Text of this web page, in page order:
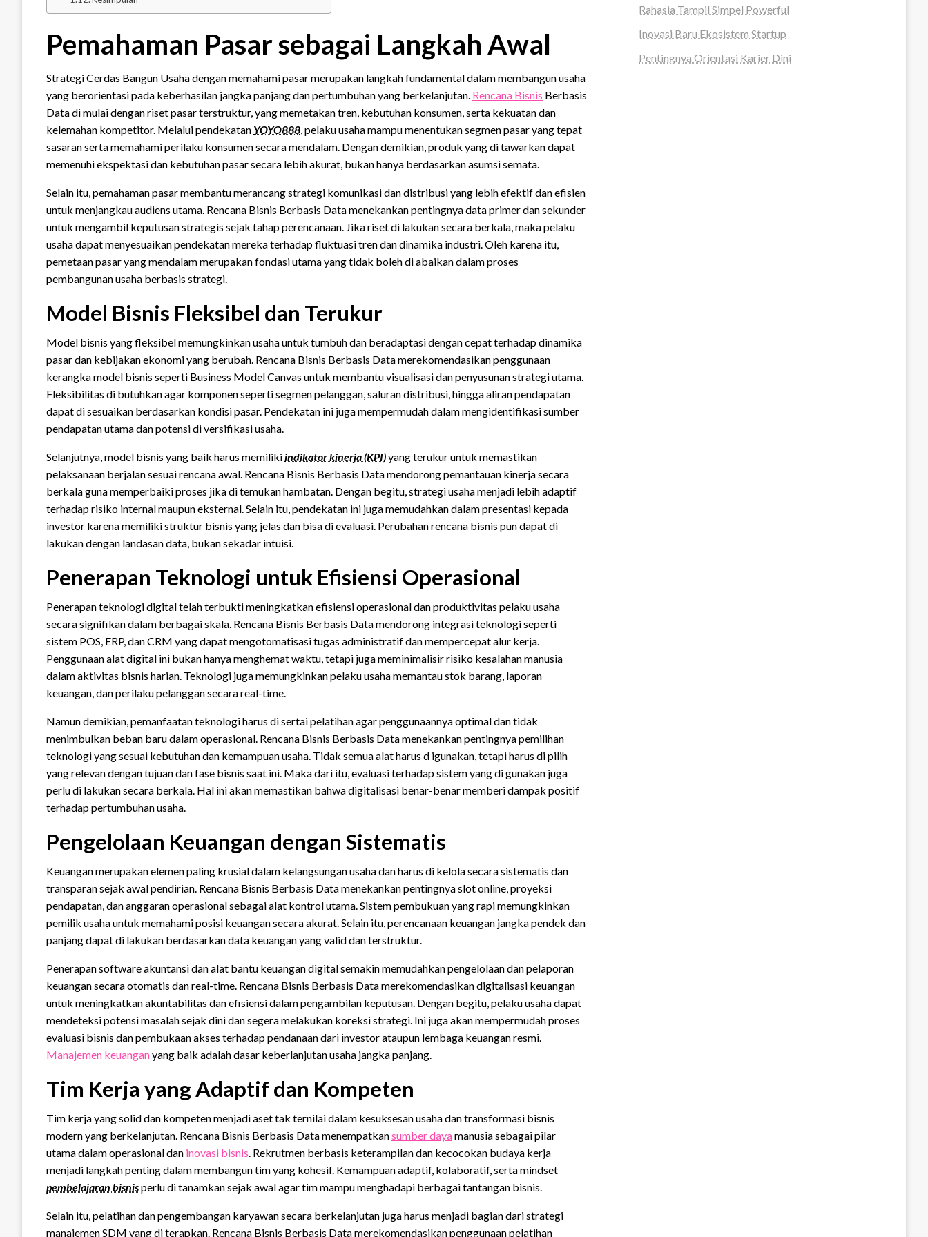
Pemahaman Pasar sebagai Langkah Awal
Strategi Cerdas Bangun Usaha dengan memahami pasar merupakan langkah fundamental dalam membangun usaha
yang berorientasi pada keberhasilan jangka panjang dan pertumbuhan yang berkelanjutan. Rencana Bisnis Berbasis
Data di mulai dengan riset pasar terstruktur, yang memetakan tren, kebutuhan konsumen, serta kekuatan dan
kelemahan kompetitor. Melalui pendekatan YOYO888, pelaku usaha mampu menentukan segmen pasar yang tepat
sasaran serta memahami perilaku konsumen secara mendalam. Dengan demikian, produk yang di tawarkan dapat
memenuhi ekspektasi dan kebutuhan pasar secara lebih akurat, bukan hanya berdasarkan asumsi semata.
Selain itu, pemahaman pasar membantu merancang strategi komunikasi dan distribusi yang lebih efektif dan efisien
untuk menjangkau audiens utama. Rencana Bisnis Berbasis Data menekankan pentingnya data primer dan sekunder
untuk mengambil keputusan strategis sejak tahap perencanaan. Jika riset di lakukan secara berkala, maka pelaku
usaha dapat menyesuaikan pendekatan mereka terhadap fluktuasi tren dan dinamika industri. Oleh karena itu,
pemetaan pasar yang mendalam merupakan fondasi utama yang tidak boleh di abaikan dalam proses
pembangunan usaha berbasis strategi.
Model Bisnis Fleksibel dan Terukur
Model bisnis yang fleksibel memungkinkan usaha untuk tumbuh dan beradaptasi dengan cepat terhadap dinamika
pasar dan kebijakan ekonomi yang berubah. Rencana Bisnis Berbasis Data merekomendasikan penggunaan
kerangka model bisnis seperti Business Model Canvas untuk membantu visualisasi dan penyusunan strategi utama.
Fleksibilitas di butuhkan agar komponen seperti segmen pelanggan, saluran distribusi, hingga aliran pendapatan
dapat di sesuaikan berdasarkan kondisi pasar. Pendekatan ini juga mempermudah dalam mengidentifikasi sumber
pendapatan utama dan potensi di versifikasi usaha.
Selanjutnya, model bisnis yang baik harus memilikiindikator kinerja (KPI)yang terukur untuk memastikan
pelaksanaan berjalan sesuai rencana awal. Rencana Bisnis Berbasis Data mendorong pemantauan kinerja secara
berkala guna memperbaiki proses jika di temukan hambatan. Dengan begitu, strategi usaha menjadi lebih adaptif
terhadap risiko internal maupun eksternal. Selain itu, pendekatan ini juga memudahkan dalam presentasi kepada
investor karena memiliki struktur bisnis yang jelas dan bisa di evaluasi. Perubahan rencana bisnis pun dapat di
lakukan dengan landasan data, bukan sekadar intuisi.
Penerapan Teknologi untuk Efisiensi Operasional
Penerapan teknologi digital telah terbukti meningkatkan efisiensi operasional dan produktivitas pelaku usaha
secara signifikan dalam berbagai skala. Rencana Bisnis Berbasis Data mendorong integrasi teknologi seperti
sistem POS, ERP, dan CRM yang dapat mengotomatisasi tugas administratif dan mempercepat alur kerja.
Penggunaan alat digital ini bukan hanya menghemat waktu, tetapi juga meminimalisir risiko kesalahan manusia
dalam aktivitas bisnis harian. Teknologi juga memungkinkan pelaku usaha memantau stok barang, laporan
keuangan, dan perilaku pelanggan secara real-time.
Namun demikian, pemanfaatan teknologi harus di sertai pelatihan agar penggunaannya optimal dan tidak
menimbulkan beban baru dalam operasional. Rencana Bisnis Berbasis Data menekankan pentingnya pemilihan
teknologi yang sesuai kebutuhan dan kemampuan usaha. Tidak semua alat harus d igunakan, tetapi harus di pilih
yang relevan dengan tujuan dan fase bisnis saat ini. Maka dari itu, evaluasi terhadap sistem yang di gunakan juga
perlu di lakukan secara berkala. Hal ini akan memastikan bahwa digitalisasi benar-benar memberi dampak positif
terhadap pertumbuhan usaha.
Pengelolaan Keuangan dengan Sistematis
Keuangan merupakan elemen paling krusial dalam kelangsungan usaha dan harus di kelola secara sistematis dan
transparan sejak awal pendirian. Rencana Bisnis Berbasis Data menekankan pentingnya slot online, proyeksi
pendapatan, dan anggaran operasional sebagai alat kontrol utama. Sistem pembukuan yang rapi memungkinkan
pemilik usaha untuk memahami posisi keuangan secara akurat. Selain itu, perencanaan keuangan jangka pendek dan
panjang dapat di lakukan berdasarkan data keuangan yang valid dan terstruktur.
Penerapan software akuntansi dan alat bantu keuangan digital semakin memudahkan pengelolaan dan pelaporan
keuangan secara otomatis dan real-time. Rencana Bisnis Berbasis Data merekomendasikan digitalisasi keuangan
untuk meningkatkan akuntabilitas dan efisiensi dalam pengambilan keputusan. Dengan begitu, pelaku usaha dapat
mendeteksi potensi masalah sejak dini dan segera melakukan koreksi strategi. Ini juga akan mempermudah proses
evaluasi bisnis dan pembukaan akses terhadap pendanaan dari investor ataupun lembaga keuangan resmi.
Manajemen keuanganyang baik adalah dasar keberlanjutan usaha jangka panjang.
Tim Kerja yang Adaptif dan Kompeten
Tim kerja yang solid dan kompeten menjadi aset tak ternilai dalam kesuksesan usaha dan transformasi bisnis
modern yang berkelanjutan. Rencana Bisnis Berbasis Data menempatkansumber dayamanusia sebagai pilar
utama dalam operasional dan inovasi bisnis. Rekrutmen berbasis keterampilan dan kecocokan budaya kerja
menjadi langkah penting dalam membangun tim yang kohesif. Kemampuan adaptif, kolaboratif, serta mindset
pembelajaran bisnisperlu di tanamkan sejak awal agar tim mampu menghadapi berbagai tantangan bisnis.
Selain itu, pelatihan dan pengembangan karyawan secara berkelanjutan juga harus menjadi bagian dari strategi
manajemen SDM yang di terapkan. Rencana Bisnis Berbasis Data merekomendasikan penggunaan pelatihan
Rahasia Tampil Simpel Powerful
Inovasi Baru Ekosistem Startup
Pentingnya Orientasi Karier Dini